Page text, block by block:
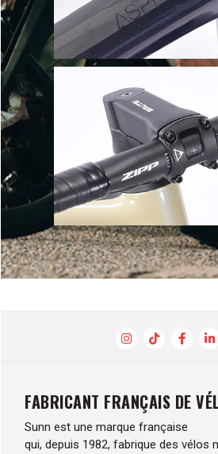
FABRICANT FRANÇAIS DE
Sunn est une marque française
qui, depuis 1982, fabrique des vélos